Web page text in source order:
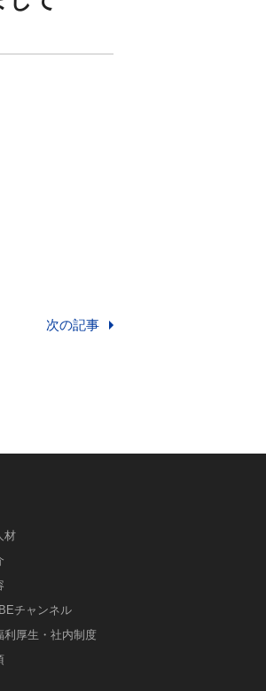
次の記事
材
チャンネル
利厚生・社内制度